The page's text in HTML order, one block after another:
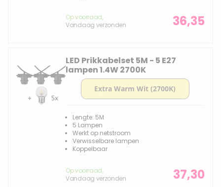
Op voorraad,
Vandaag verzonden
36,35
LED Prikkabelset 5M - 5 E27
lampen 1.4W 2700K
Lengte: 5M
5 Lampen
Werkt op netstroom
Verwisselbare lampen
Koppelbaar
Op voorraad,
Vandaag verzonden
37,30